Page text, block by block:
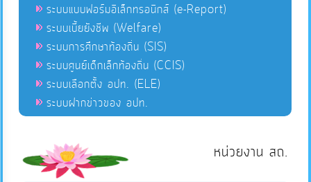
ระบบแบบฟอร์มอิเล็กทรอนิกส์ (e-Report)
ระบบเบี้ยยังชีพ (Welfare)
ระบบการศึกษาท้องถิ่น (SIS)
ระบบศูนย์เด็กเล็กท้องถิ่น (CCIS)
ระบบเลือกตั้ง อปท. (ELE)
ระบบฝากข่าวของ อปท.
หน่วยงาน สถ.